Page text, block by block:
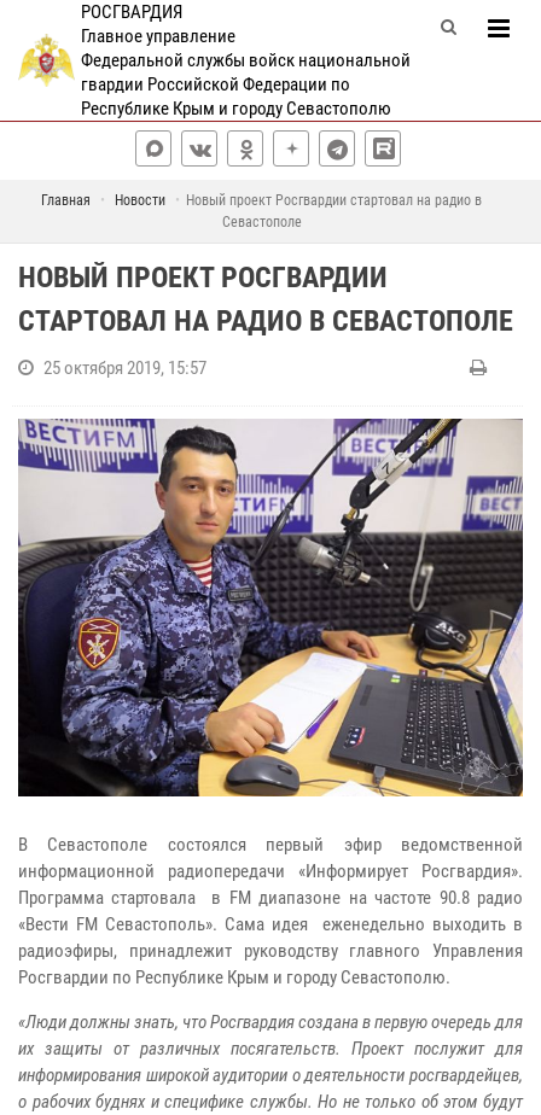
РОСГВАРДИЯ
Главное управление
Федеральной службы войск национальной
гвардии Российской Федерации по
Республике Крым и городу Севастополю
Главная Новости
Новый проект Росгвардии стартовал на радио в
Севастополе
НОВЫЙ ПРОЕКТ РОСГВАРДИИ
СТАРТОВАЛ НА РАДИО В СЕВАСТОПОЛЕ
25 октября 2019, 15:57
В Севастополе состоялся первый эфир ведомственной
информационной радиопередачи «Информирует Росгвардия».
Программа стартовала в FM диапазоне на частоте 90.8 радио
«Вести FM Севастополь». Сама идея еженедельно выходить в
радиоэфиры, принадлежит руководству главного Управления
Росгвардии по Республике Крым и городу Севастополю.
«Люди должны знать, что Росгвардия создана в первую очередь для
их защиты от различных посягательств. Проект послужит для
информирования широкой аудитории о деятельности росгвардейцев,
о рабочих буднях и специфике службы. Но не только об этом будут